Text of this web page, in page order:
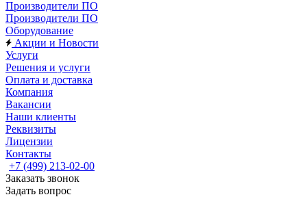
Производители ПО
Производители ПО
Оборудование
Акции и Новости
Услуги
Решения и услуги
Оплата и доставка
Компания
Вакансии
Наши клиенты
Реквизиты
Лицензии
Контакты
+7 (499) 213-02-00
Заказать звонок
Задать вопрос